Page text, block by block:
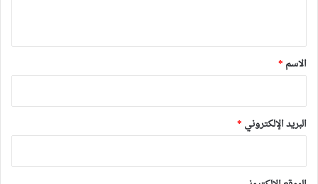
*
الاسم *
البريد الإلكتروني *